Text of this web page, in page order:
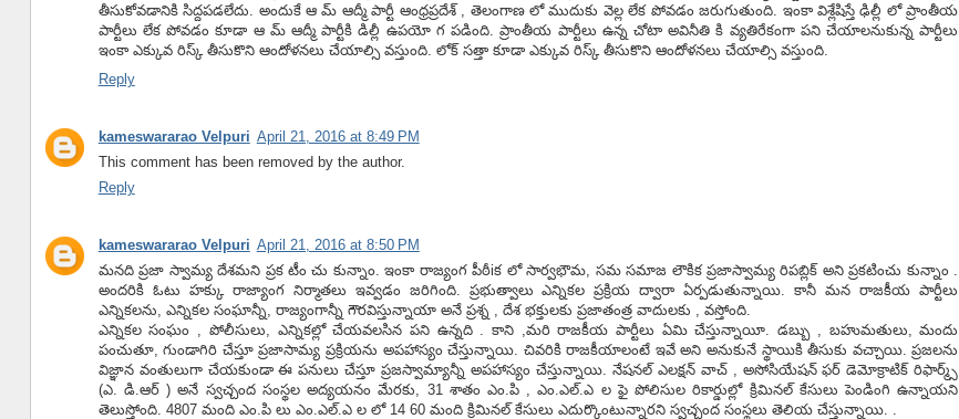
తీసుకోవడానికి సిద్దపడలేదు. అందుకే ఆ మ్ ఆద్మీ పార్టీ ఆంధ్రప్రదేశ్ , తెలంగాణ లో ముదుకు వెల్ల లేక పోవడం జరుగుతుంది. ఇంకా విశ్లేషిస్తే ఢిల్లీ లో ప్రాంతీయ
పార్టీలు లేక పోవడం కూడా ఆ మ్ ఆద్మీ పార్టీకి డిల్లీ ఉపయో గ పడింది. ప్రాంతీయ పార్టీలు ఉన్న చోటా అవినీతి కి వ్యతిరేకంగా పని చేయాలనుకున్న పార్టీలు
ఇంకా ఎక్కువ రిస్క్ తీసుకొని ఆందోళనలు చేయాల్సి వస్తుంది. లోక్ సత్తా కూడా ఎక్కువ రిస్క్ తీసుకొని ఆందోళనలు చేయాల్సి వస్తుంది.
Reply
kameswararao Velpuri April 21, 2016 at 8:49 PM
This comment has been removed by the author.
Reply
kameswararao Velpuri April 21, 2016 at 8:50 PM
మనది ప్రజా స్వామ్య దేశమని ప్రక టీం చు కున్నాం. ఇంకా రాజ్యంగ పీఠీiక లో సార్వభౌమ, సమ సమాజ లౌకిక ప్రజాస్వామ్య రిపబ్లిక్ అని ప్రకటించు కున్నాం .
అందరికి ఓటు హక్కు రాజ్యాంగ నిర్మాతలు ఇవ్వడం జరిగింది. ప్రభుత్వాలు ఎన్నికల ప్రక్రియ ద్వారా ఏర్పడుతున్నాయి. కానీ మన రాజకీయ పార్టీలు
ఎన్నికలను, ఎన్నికల సంఘాన్నీ, రాజ్యంగాన్నీ గౌరవిస్తున్నాయా అనే ప్రశ్న , దేశ భక్తులకు ప్రజాతంత్ర వాదులకు , వస్తోంది.
ఎన్నికల సంఘం , పోలీసులు, ఎన్నికల్లో చేయవలసిన పని ఉన్నది . కాని ,మరి రాజకీయ పార్టీలు ఏమి చేస్తున్నాయీ. డబ్బు , బహుమతులు, మందు
పంచుతూ, గుండాగిరి చేస్తూ ప్రజాసామ్య ప్రక్రియను అపహాస్యం చేస్తున్నాయి. చివరికి రాజకీయాలంటే ఇవే అని అనుకునే స్థాయికి తీసుకు వచ్చాయి. ప్రజలను
విజ్ఞాన వంతులుగా చేయకుండా ఈ పనులు చేస్తూ ప్రజస్వామ్యాన్నీ అపహాస్యం చేస్తున్నాయి. నేషనల్ ఎలక్షన్ వాచ్ , అసోసియేషన్ ఫర్ డెమోక్రాటిక్ రిఫార్మ్స్
(ఎ. డి.ఆర్ ) అనే స్వచ్చంద సంస్థల అద్యయనం మేరకు, 31 శాతం ఎం.పి , ఎం.ఎల్.ఎ ల ఫై పోలిసుల రికార్డుల్లో క్రిమినల్ కేసులు పెండింగి ఉన్నాయని
తెలుస్తోంది. 4807 మంది ఎం.పి లు ఎం.ఎల్.ఎ ల లో 14 60 మంది క్రిమినల్ కేసులు ఎదుర్కొంటున్నారని స్వచ్చంద సంస్థలు తెలియ చేస్తున్నాయి. .